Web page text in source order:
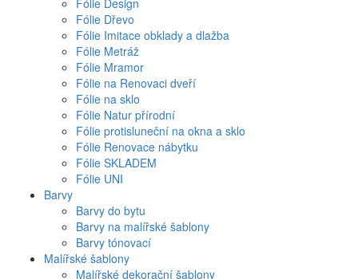
Fólie Design
Fólie Dřevo
Fólie Imitace obklady a dlažba
Fólie Metráž
Fólie Mramor
Fólie na Renovaci dveří
Fólie na sklo
Fólie Natur přírodní
Fólie protisluneční na okna a sklo
Fólie Renovace nábytku
Fólie SKLADEM
Fólie UNI
Barvy
Barvy do bytu
Barvy na malířské šablony
Barvy tónovací
Malířské šablony
Malířské dekorační šablony